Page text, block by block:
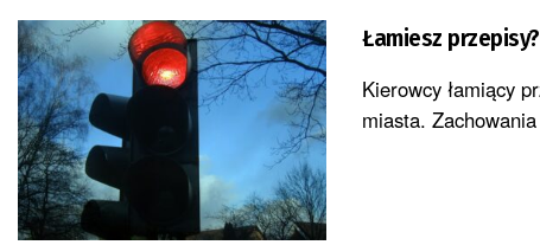
Łamiesz
Kierowcy łamiący
miasta.